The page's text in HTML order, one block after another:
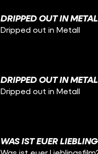
DRIPPED OUT IN
Dripped out in Metall
DRIPPED OUT IN
Dripped out in Metall
WAS IST EUER